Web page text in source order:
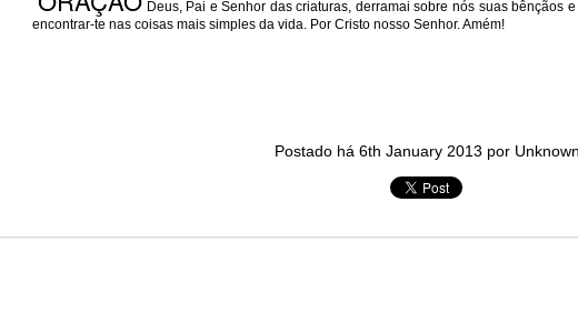
Deus, Pai e Senhor das criaturas, derramai sobre nós suas bênçãos
encontrar-te nas coisas mais simples da vida. Por Cristo nosso Senhor. Amém!
Postado há 6th January 2013 por Unknown
Aragawa.— Washington. Gush Dan.